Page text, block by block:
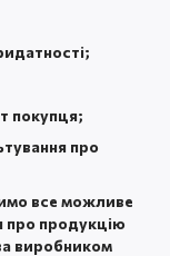
покупця;
про
все можливе
про продукцію
виробником